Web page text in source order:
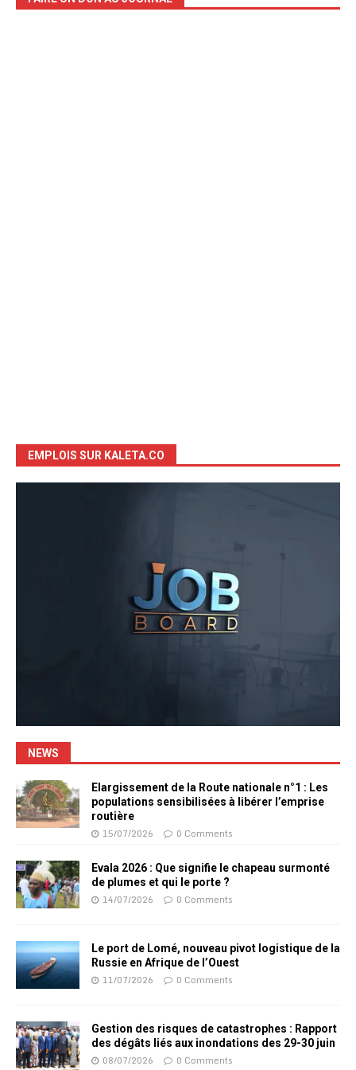
EMPLOIS SUR KALETA.CO
NEWS
Elargissement de la Route nationale n°1 : Les
populations sensibilisées à libérer l’emprise
routière
15/07/2026 0 Comments
Evala 2026 : Que signifie le chapeau surmonté
de plumes et qui le porte ?
14/07/2026 0 Comments
Le port de Lomé, nouveau pivot logistique de la
Russie en Afrique de l’Ouest
11/07/2026 0 Comments
Gestion des risques de catastrophes : Rapport
des dégâts liés aux inondations des 29-30 juin
08/07/2026 0 Comments